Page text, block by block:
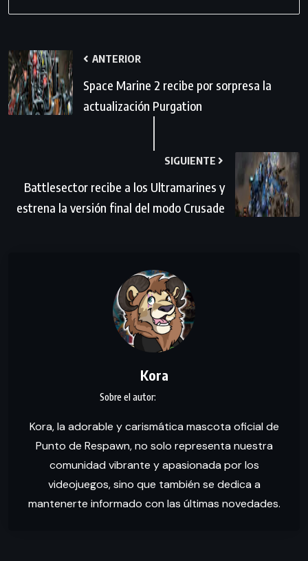
ANTERIOR
Space Marine 2 recibe por sorpresa la
actualización Purgation
SIGUIENTE
Battlesector recibe a los Ultramarines y
estrena la versión final del modo Crusade
Kora
Kora, la adorable y carismática mascota oficial de
Punto de Respawn, no solo representa nuestra
comunidad vibrante y apasionada por los
videojuegos, sino que también se dedica a
mantenerte informado con las últimas novedades.